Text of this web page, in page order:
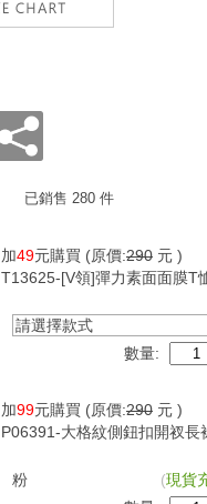
已銷售 280 件
加49元購買 (原價:290 元 )
T13625-[V領]彈力素面面膜T
請選擇款式
數量:
加99元購買 (原價:290 元 )
P06391-大格紋側鈕扣開衩長
粉 (現貨